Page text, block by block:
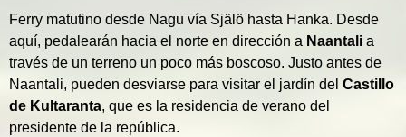
Ferry matutino desde Nagu vía Själö hasta Hanka. Desde
aquí, pedalearán hacia el norte en dirección a Naantali a
través de un terreno un poco más boscoso. Justo antes de
Naantali, pueden desviarse para visitar el jardín del Castillo
de Kultaranta, que es la residencia de verano del
presidente de la república.